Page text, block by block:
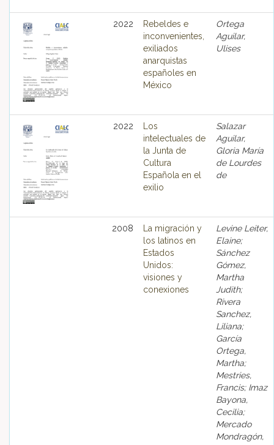
2022
Rebeldes e
inconvenientes,
exiliados
anarquistas
españoles en
México
Ortega
Aguilar,
Ulises
2022
Los
intelectuales de
la Junta de
Cultura
Española en el
exilio
Salazar
Aguilar,
Gloria María
de Lourdes
de
2008
La migración y
los latinos en
Estados
Unidos:
visiones y
conexiones
Levine Leiter,
Elaine;
Sánchez
Gómez,
Martha
Judith;
Rivera
Sanchez,
Liliana;
García
Ortega,
Martha;
Mestries,
Francis; Imaz
Bayona,
Cecilia;
Mercado
Mondragón,